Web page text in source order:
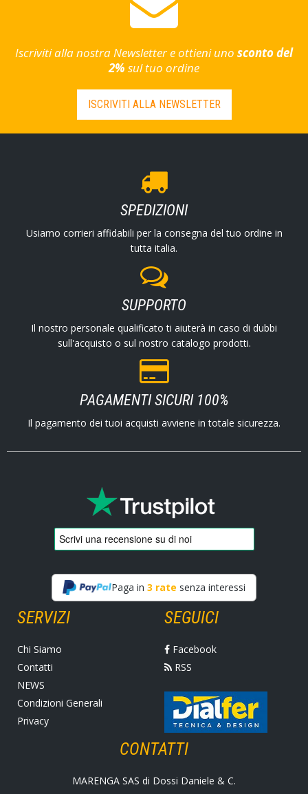
Iscriviti alla nostra Newsletter e ottieni uno sconto del
2% sul tuo ordine
ISCRIVITI ALLA NEWSLETTER
SPEDIZIONI
Usiamo corrieri affidabili per la consegna del tuo ordine in
tutta italia.
SUPPORTO
Il nostro personale qualificato ti aiuterà in caso di dubbi
sull'acquisto o sul nostro catalogo prodotti.
PAGAMENTI SICURI 100%
Il pagamento dei tuoi acquisti avviene in totale sicurezza.
Paga in 3 rate senza interessi
SERVIZI
Chi Siamo
Contatti
NEWS
Condizioni Generali
Privacy
SEGUICI
Facebook
RSS
CONTATTI
MARENGA SAS di Dossi Daniele & C.